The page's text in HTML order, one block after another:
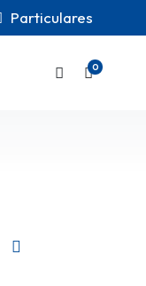
Particulares
0